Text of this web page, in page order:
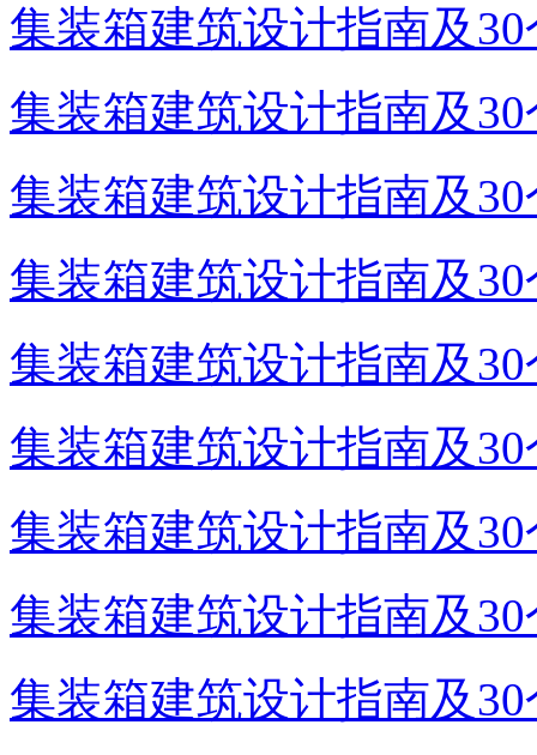
集装箱建筑设计指南及
集装箱建筑设计指南及
集装箱建筑设计指南及
集装箱建筑设计指南及
集装箱建筑设计指南及
集装箱建筑设计指南及
集装箱建筑设计指南及
集装箱建筑设计指南及
集装箱建筑设计指南及